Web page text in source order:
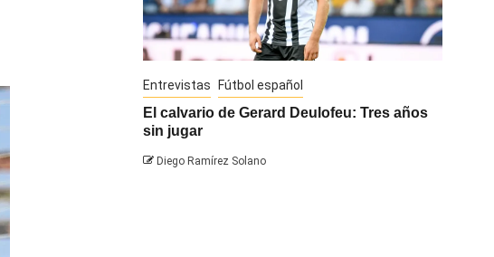
Entrevistas Fútbol español
El calvario de Gerard Deulofeu: Tres años
sin jugar
Diego Ramírez Solano